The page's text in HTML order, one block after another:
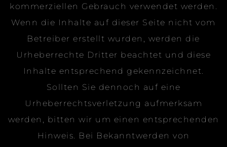
kommerziellen Gebrauch verwendet werden.
Wenn die Inhalte auf dieser Seite nicht vom
Betreiber erstellt wurden, werden die
Urheberrechte Dritter beachtet und diese
Inhalte entsprechend gekennzeichnet.
Sollten Sie dennoch auf eine
Urheberrechtsverletzung aufmerksam
werden, bitten wir um einen entsprechenden
Hinweis. Bei Bekanntwerden von